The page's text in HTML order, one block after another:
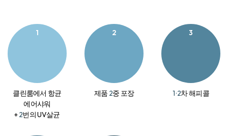
1
클린룸에서 항균
에어샤워
+2번의 UV살균
2
제품 2중 포장
3
1 · 2차 해피콜